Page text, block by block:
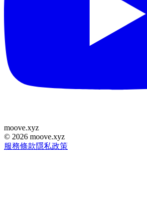
moove.xyz
© 2026 moove.xyz
服務條款隱私政策